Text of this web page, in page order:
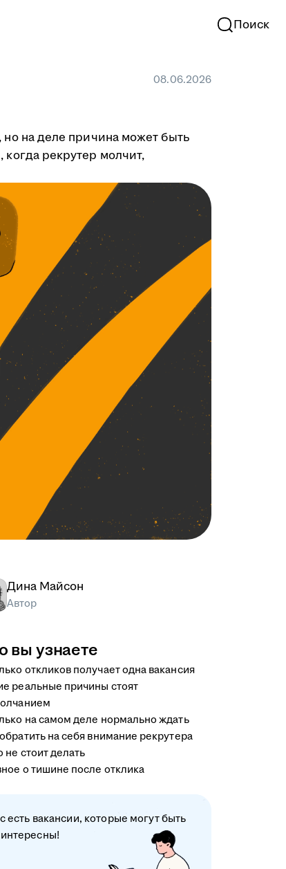
Поиск
08.06.2026
но на деле причина может быть
когда рекрутер молчит,
Дина Майсон
Автор
вы узнаете
откликов получает одна вакансия
реальные причины стоят
на самом деле нормально ждать
на себя внимание рекрутера
не стоит делать
о тишине после отклика
есть вакансии, которые могут быть